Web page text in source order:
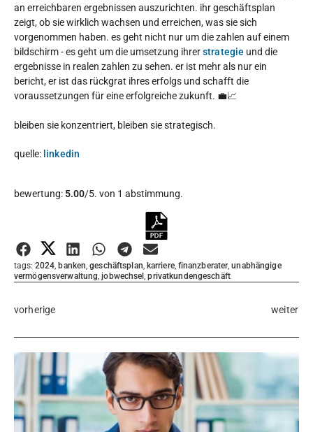
an erreichbaren ergebnissen auszurichten. ihr geschäftsplan
zeigt, ob sie wirklich wachsen und erreichen, was sie sich
vorgenommen haben. es geht nicht nur um die zahlen auf einem
bildschirm - es geht um die umsetzung ihrerstrategie und die
ergebnisse in realen zahlen zu sehen. er ist mehr als nur ein
bericht, er ist das rückgrat ihres erfolgs und schafft die
voraussetzungen für eine erfolgreiche zukunft. 💼📈
bleiben sie konzentriert, bleiben sie strategisch.
quelle: linkedin
Bewertung abgeben
bewertung: 5.00/5. von 1 abstimmung.
tags: 2024, banken,geschäftsplan, karriere, finanzberater,unabhängige
vermögensverwaltung,jobwechsel,privatkundengeschäft
vorherige weiter